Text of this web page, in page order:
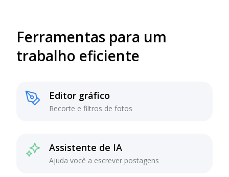
Ferramentas para um
trabalho eficiente
Editor gráfico
Recorte e filtros de fotos
Assistente de IA
Ajuda você a escrever postagens